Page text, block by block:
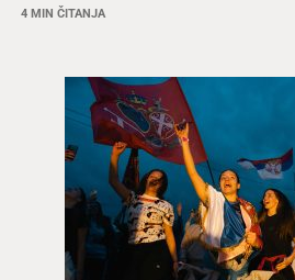
4 MIN ČITANJA